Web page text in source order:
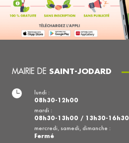
MAIRIE DE SAINT-JODARD
lundi :
08h30-12h00
mardi :
08h30-13h00 / 13h30-16h30
mercredi, samedi, dimanche :
Fermé